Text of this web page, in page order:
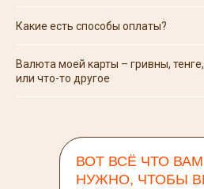
Какие есть способы оплаты?
Валюта моей карты – гривны,
или что-то другое
ВОТ ВСЁ ЧТО ВАМ
НУЖНО, ЧТОБЫ